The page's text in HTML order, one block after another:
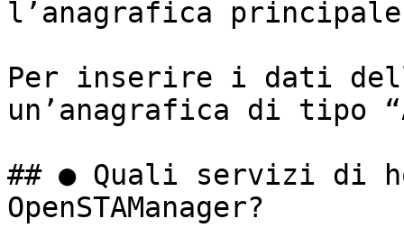
l’anagrafica
Per inserire i dati
un’anagrafica di tipo
## ● Quali servizi di
OpenSTAManager?